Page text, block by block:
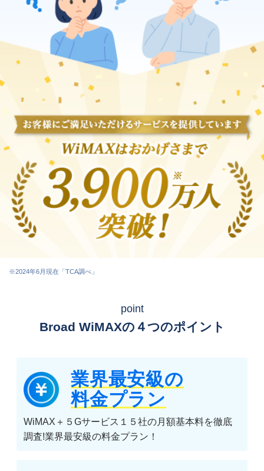
※2024年6月現在「TCA調べ」
point
Broad WiMAXの４つのポイント
業界最安級の
料金プラン
WiMAX＋５Gサービス１５社の月額基本料を徹底
調査!業界最安級の料金プラン！